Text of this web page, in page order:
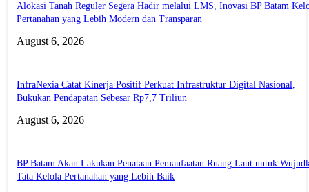
Alokasi Tanah Reguler Segera Hadir melalui LMS, Inovasi BP Batam
Pertanahan yang Lebih Modern dan Transparan
August 6, 2026
InfraNexia Catat Kinerja Positif Perkuat Infrastruktur Digital Nasional,
Bukukan Pendapatan Sebesar Rp7,7 Triliun
August 6, 2026
BP Batam Akan Lakukan Penataan Pemanfaatan Ruang Laut untuk
Tata Kelola Pertanahan yang Lebih Baik